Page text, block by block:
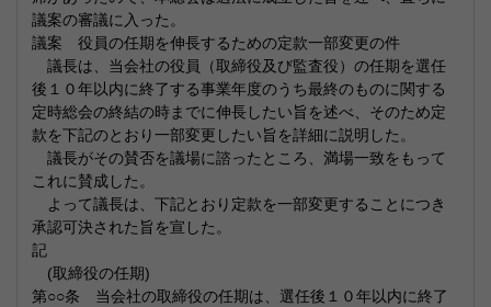
議案の審議に入った。
議案 役員の任期を伸長するための定款一部変更の件
議長は、当会社の役員（取締役及び監査役）の任期を選任
後１０年以内に終了する事業年度のうち最終のものに関する
定時総会の終結の時までに伸長したい旨を述べ、そのため定
款を下記のとおり一部変更したい旨を詳細に説明した。
議長がその賛否を議場に諮ったところ、満場一致をもって
これに賛成した。
よって議長は、下記とおり定款を一部変更することにつき
承認可決された旨を宣した。
記
(取締役の任期)
第○○条 当会社の取締役の任期は、選任後１０年以内に終了